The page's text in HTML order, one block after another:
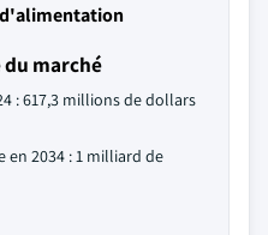
marché
: 617,3 millions de dollars
en 2034 : 1 milliard de